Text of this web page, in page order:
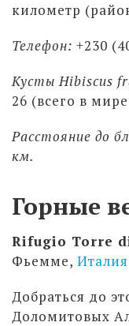
километр
Телефон: +230
Кусты Hibiscus
26 (всего в
Расстояние до
км.
Горные
Rifugio Torre
Фьемме, Италия
Добраться до
Доломитовых